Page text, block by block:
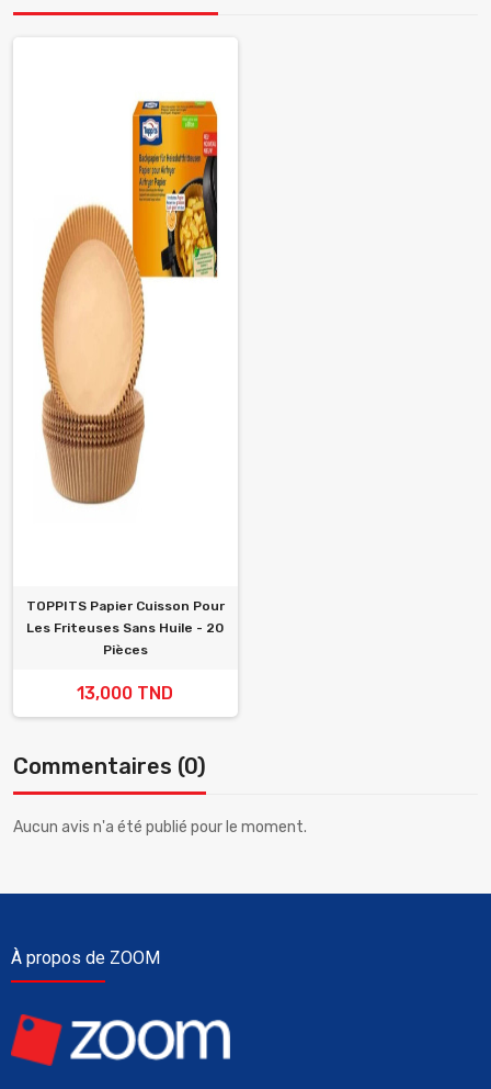
TOPPITS Papier Cuisson Pour
Les Friteuses Sans Huile - 20
Pièces
13,000 TND
Commentaires (0)
Aucun avis n'a été publié pour le moment.
À propos de ZOOM